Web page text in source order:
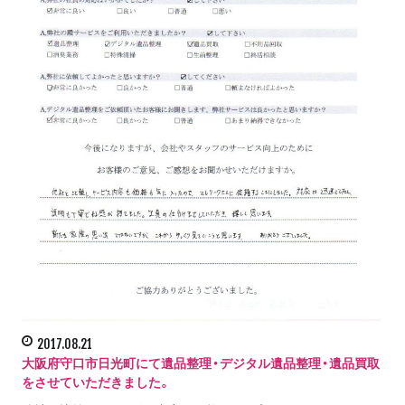
2017.08.21
大阪府守口市日光町にて遺品整理・デジタル遺品整理・遺品買取
をさせていただきました。